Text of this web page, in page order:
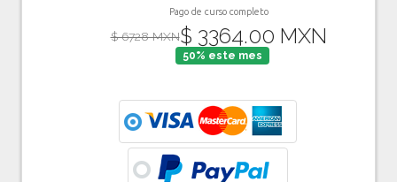
Pago de curso completo
$ 6728 MXN$ 3364.00 MXN
50% este mes